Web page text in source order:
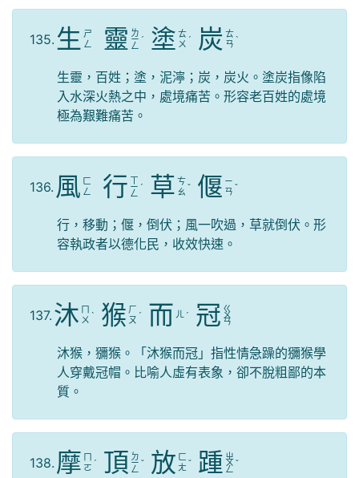
135. 生 ㄕ
ㄥ
靈 ㄌ
ㄧ
ㄥ
ˊ 塗 ㄊ
ㄨ ˊ 炭 ㄊ
ㄢ ˋ
生靈，百姓；塗，泥濘；炭，炭火。塗炭指像陷
入水深火熱之中，處境痛苦。形容老百姓的處境
極為艱難痛苦。
136. 風 ㄈ
ㄥ
行 ㄒ
ㄧ
ㄥ
ˊ 草 ㄘ
ㄠ ˇ 偃 ㄧ
ㄢ ˇ
行，移動；偃，倒伏；風一吹過，草就倒伏。形
容執政者以德化民，收效快速。
137. 沐 ㄇ
ㄨ ˋ 猴 ㄏ
ㄡ ˊ 而 ㄦ ˊ 冠 ㄍ
ㄨ
ㄢ
沐猴，獼猴。「沐猴而冠」指性情急躁的獼猴學
人穿戴冠帽。比喻人虛有表象，卻不脫粗鄙的本
質。
138. 摩 ㄇ
ㄛ ˊ 頂 ㄉ
ㄧ
ㄥ
ˇ 放 ㄈ
ㄤ ˇ 踵 ㄓ
ㄨ
ㄥ
ˇ